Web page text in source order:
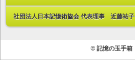
社団法人日本記憶術協会 代表理事 近藤祐
© 記憶の玉手箱